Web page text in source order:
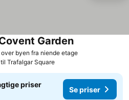
byen fra niende etageSe priser
GardenSe priser
Trafalgar Square
priser
Se priser